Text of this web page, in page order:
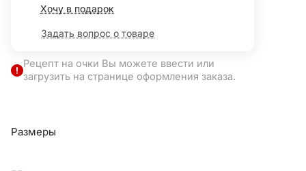
Хочу в подарок
Задать вопрос о товаре
Рецепт на очки Вы можете ввести или
загрузить на странице оформления заказа.
Размеры